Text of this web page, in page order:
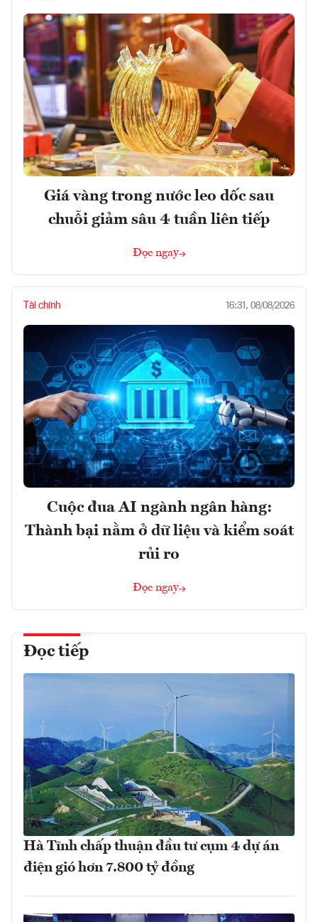
Giá vàng trong nước leo dốc sau
chuỗi giảm sâu 4 tuần liên tiếp
Đọc ngay
Tài chính 16:31, 08/08/2026
Cuộc đua AI ngành ngân hàng:
Thành bại nằm ở dữ liệu và kiểm soát
rủi ro
Đọc ngay
Đọc tiếp
Hà Tĩnh chấp thuận đầu tư cụm 4 dự án
điện gió hơn 7.800 tỷ đồng